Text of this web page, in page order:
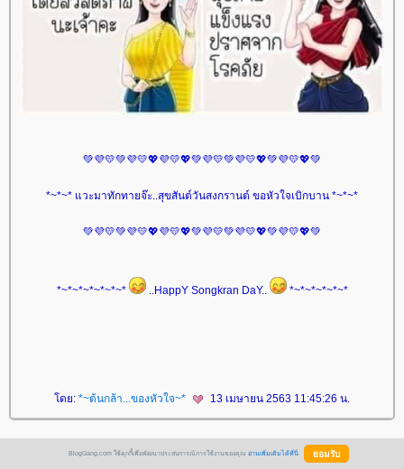
💚💜💛💚💜💛💖💜💛💖💚💜💛💚💜💛💖💚💜💛💖💚
*~*~* แวะมาทักทายจ๊ะ..สุขสันต์วันสงกรานต์ ขอหัวใจเบิกบาน *~*~*
💚💜💛💚💜💛💖💜💛💖💚💜💛💚💜💛💖💚💜💛💖💚
*~*~*~*~*~*~* ..HappY Songkran DaY.. *~*~*~*~*~*
ดย: *~ต้นกล้า...ของหัวใจ~* 13 เมษายน 2563 11:45:26 น.
BlogGang.com ใช้คุกกี้เพื่อพัฒนาประสบการณ์การใช้งานของคุณ อ่านเพิ่มเติมได้ที่นี่